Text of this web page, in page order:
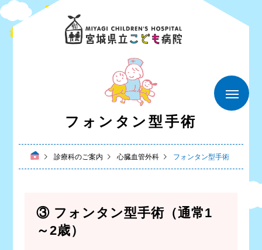
フォンタン型手術
診療科のご案内 心臓血管外科 フォンタン型手術
③ フォンタン型手術（通常1
～2歳）